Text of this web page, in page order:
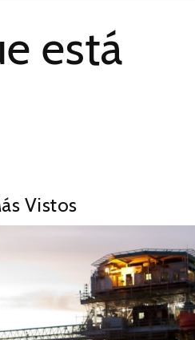
está
Vistos